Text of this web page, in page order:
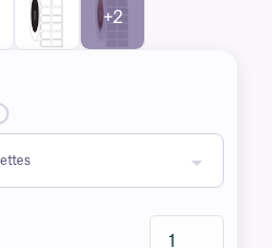
+2